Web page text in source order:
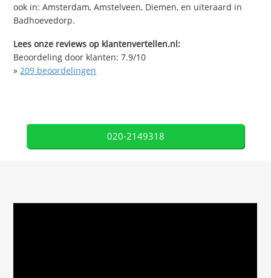
ook in: Amsterdam, Amstelveen, Diemen, en uiteraard in
Badhoevedorp.
Lees onze reviews op klantenvertellen.nl:
Beoordeling door klanten:7.9/10
» 209 beoordelingen
020-2149318